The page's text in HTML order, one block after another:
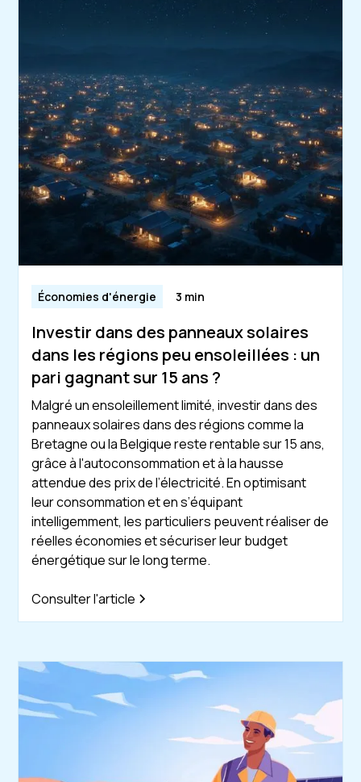
Économies d'énergie 3 min
Investir dans des panneaux solaires
dans les régions peu ensoleillées : un
pari gagnant sur 15 ans ?
Malgré un ensoleillement limité, investir dans des
panneaux solaires dans des régions comme la
Bretagne ou la Belgique reste rentable sur 15 ans,
grâce à l'autoconsommation et à la hausse
attendue des prix de l’électricité. En optimisant
leur consommation et en s’équipant
intelligemment, les particuliers peuvent réaliser de
réelles économies et sécuriser leur budget
énergétique sur le long terme.
Consulter l'article